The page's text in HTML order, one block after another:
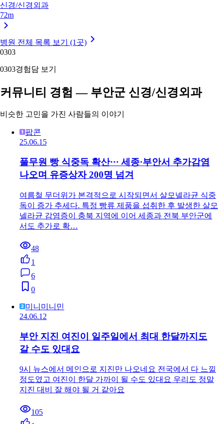
신경/신경외과
72m
병원 전체 목록 보기 (1곳)
0303
0303경험담 보기
커뮤니티 경험 — 부안군 신경/신경외과
비슷한 고민을 가진 사람들의 이야기
팝콘
25.06.15
풀무원 빵 식중독 확산··· 세종·부안서 추가감염
나오며 유증상자 200명 넘겨
여름철 무더위가 본격적으로 시작되면서 살모넬라균 식중
독이 증가 추세다. 특정 빵류 제품을 섭취한 후 발생한 살모
넬라균 감염증이 충북 지역에 이어 세종과 전북 부안군에
서도 추가로 확…
48
1
6
0
미니미니민
24.06.12
부안 지진 여진이 일주일에서 최대 한달까지도
갈 수도 있대요
9시 뉴스에서 메인으로 지진만 나오네요 전국에서 다 느낄
정도였고 여진이 한달 가까이 될 수도 있대요 우리도 정말
지진 대비 잘 해야 될 거 같아요
105